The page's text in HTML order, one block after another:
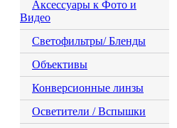
Аксессуары к Фото и
Видео
Светофильтры/ Бленды
Объективы
Конверсионные линзы
Осветители / Вспышки